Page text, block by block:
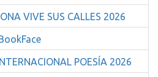
VIVE SUS CALLES 2026
POESÍA 2026